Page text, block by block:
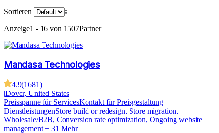
Sortieren
Anzeige1 - 16 von 1507Partner
Mandasa Technologies
4.9(1681)
|Dover, United States
Preisspanne für ServicesKontakt für Preisgestaltung
DienstleistungenStore build or redesign, Store migration,
Wholesale/B2B, Conversion rate optimization, Ongoing website
management + 31 Mehr